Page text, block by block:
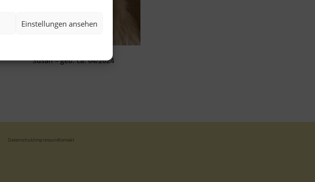
Einstellungen ansehen
Susan – geb. ca. 04/2024
DatenschutzImpressumKontakt